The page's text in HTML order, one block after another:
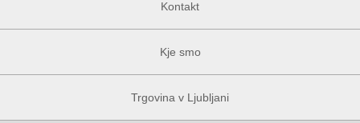
Kontakt
Kje smo
Trgovina v Ljubljani